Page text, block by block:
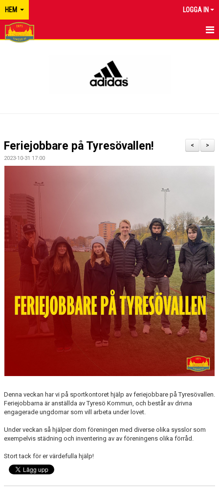
HEM LOGGA IN
>
<
Feriejobbare på Tyresövallen!
2023-10-31 17:00
Denna veckan har vi på sportkontoret hjälp av feriejobbare på Tyresövallen.
Feriejobbarna är anställda av Tyresö Kommun, och består av drivna
engagerade ungdomar som vill arbeta under lovet.
Under veckan så hjälper dom föreningen med diverse olika sysslor som
exempelvis städning och inventering av av föreningens olika förråd.
Stort tack för er värdefulla hjälp!